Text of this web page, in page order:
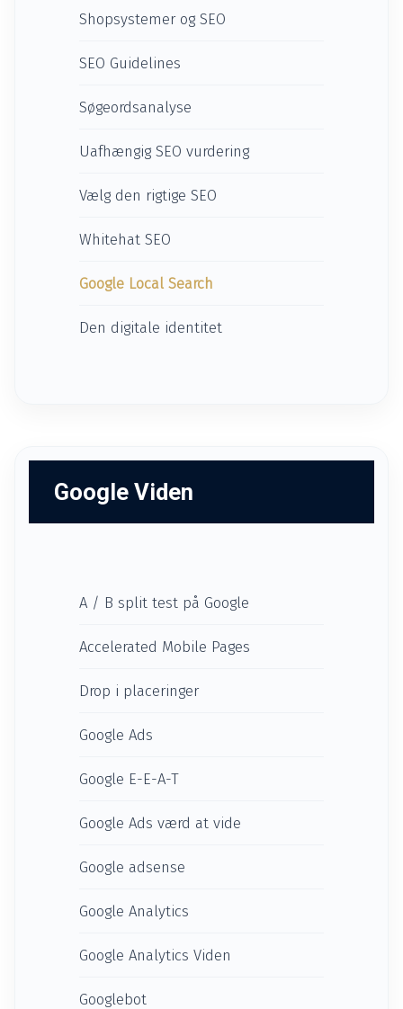
Shopsystemer og SEO
SEO Guidelines
Søgeordsanalyse
Uafhængig SEO vurdering
Vælg den rigtige SEO
Whitehat SEO
Google Local Search
Den digitale identitet
Google Viden
A / B split test på Google
Accelerated Mobile Pages
Drop i placeringer
Google Ads
Google E-E-A-T
Google Ads værd at vide
Google adsense
Google Analytics
Google Analytics Viden
Googlebot